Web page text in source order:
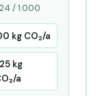
/ 1.000
kg CO₂/a
kg
a